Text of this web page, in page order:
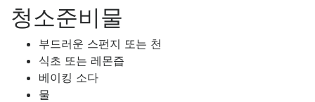
청소준비물
부드러운 스펀지 또는 천
식초 또는 레몬즙
베이킹 소다
물